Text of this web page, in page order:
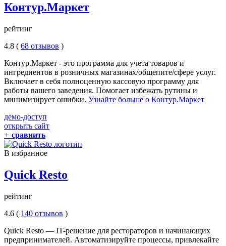
Контур.Маркет
рейтинг
4.8 ( 68 отзывов )
Контур.Маркет - это программа для учета товаров и
ингредиентов в розничных магазинах/общепите/сфере услуг.
Включает в себя полноценную кассовую программу для
работы вашего заведения. Помогает избежать рутины и
минимизирует ошибки. Узнайте больше о Контур.Маркет
демо-доступ
открыть сайт
+ сравнить
В избранное
Quick Resto
рейтинг
4.6 ( 140 отзывов )
Quick Resto — IT-решение для рестораторов и начинающих
предпринимателей. Автоматизируйте процессы, привлекайте